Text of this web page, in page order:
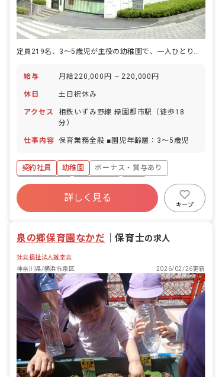
定員219名、3～5歳児が主役の幼稚園で、一人ひとりの挑戦に寄り添う日々です。
給与 月給220,000円 ~ 220,000円
休日 土日祝休み
アクセス
相鉄いずみ野線 緑園都市駅（徒歩18
分）
仕事内容 保育業務全般 ■園児年齢層：3～5歳児
契約社員 幼稚園
ボーナス・賞与あり
社会保険完備
土日祝休み
有給
福利厚生充実
残業少なめ
昇給昇進あり
詳しく見る
キープ
泉の郷保育園なかだ ｜保育士の求人
社会福祉法人誠幸会
神奈川県/横浜市泉区
2026/02/26更新